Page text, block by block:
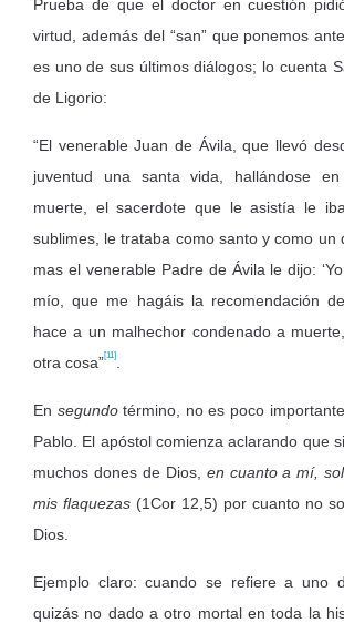
Prueba de que el doctor en cuestión
virtud, además del “san” que ponemos
es uno de sus últimos diálogos; lo cuenta
de Ligorio:
“El venerable Juan de Ávila, que llevó
juventud una santa vida, hallándose
muerte, el sacerdote que le asistía le
sublimes, le trataba como santo y como un
mas el venerable Padre de Ávila le dijo:
mío, que me hagáis la recomendación
hace a un malhechor condenado a
otra cosa”[11]
En segundotérmino, no es poco
Pablo. El apóstol comienza aclarando que
muchos dones de Dios, en cuanto a mí,
mis flaquezas (1Cor 12,5) por cuanto no
Dios.
Ejemplo claro: cuando se refiere a uno
quizás no dado a otro mortal en toda la